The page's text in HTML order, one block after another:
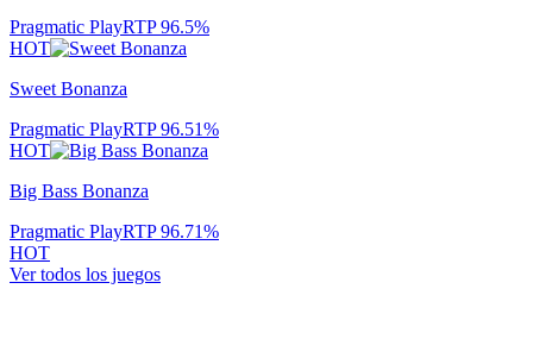
Pragmatic PlayRTP96.5%
HOT
Sweet Bonanza
Pragmatic PlayRTP96.51%
HOT
Big Bass Bonanza
Pragmatic PlayRTP96.71%
HOT
Ver todos los juegos